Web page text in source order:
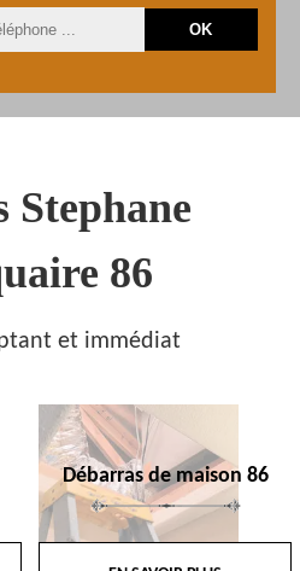
Stephane
86
et immédiat
Débarras de maison 86